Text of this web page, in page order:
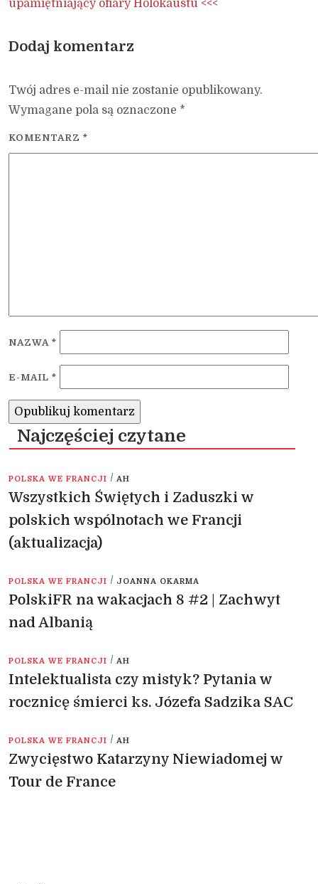
upamiętniający ofiary Holokaustu <<<
Dodaj komentarz
Twój adres e-mail nie zostanie opublikowany.
Wymagane pola są oznaczone *
KOMENTARZ *
NAZWA *
E-MAIL *
Najczęściej czytane
POLSKA WE FRANCJI / AH
Wszystkich Świętych i Zaduszki w
polskich wspólnotach we Francji
(aktualizacja)
POLSKA WE FRANCJI / JOANNA OKARMA
PolskiFR na wakacjach 8 #2 | Zachwyt
nad Albanią
POLSKA WE FRANCJI / AH
Intelektualista czy mistyk? Pytania w
rocznicę śmierci ks. Józefa Sadzika SAC
POLSKA WE FRANCJI / AH
Zwycięstwo Katarzyny Niewiadomej w
Tour de France